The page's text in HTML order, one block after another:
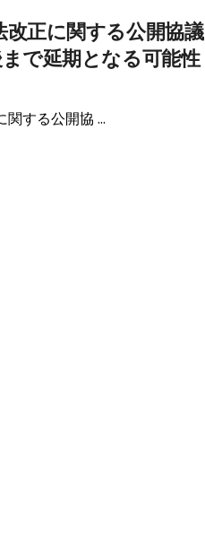
正に関する公開協議
で延期となる可能性
する公開協 ...